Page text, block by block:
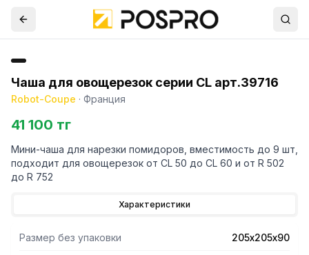
Чаша для овощерезок серии CL арт.39716
Robot-Coupe · Франция
41 100 тг
Мини-чаша для нарезки помидоров, вместимость до 9 шт,
подходит для овощерезок от CL 50 до CL 60 и от R 502
до R 752
Характеристики
Размер без упаковки 205х205х90